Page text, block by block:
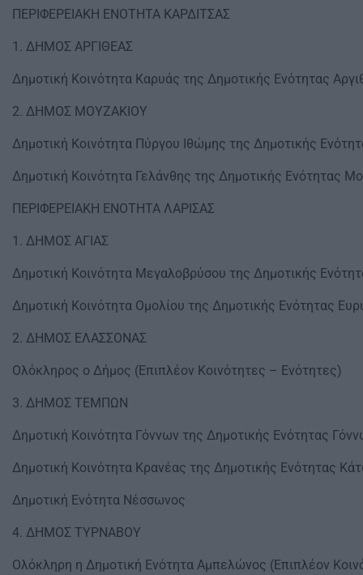
ΠΕΡΙΦΕΡΕΙΑΚΗ ΕΝΟΤΗΤΑ ΚΑΡΔΙΤΣΑΣ
1. ΔΗΜΟΣ ΑΡΓΙΘΕΑΣ
Δημοτική Κοινότητα Καρυάς της Δημοτικής Ενότητας
2. ΔΗΜΟΣ ΜΟΥΖΑΚΙΟΥ
Δημοτική Κοινότητα Πύργου Ιθώμης της Δημοτικής
Δημοτική Κοινότητα Γελάνθης της Δημοτικής Ενότητας
ΠΕΡΙΦΕΡΕΙΑΚΗ ΕΝΟΤΗΤΑ ΛΑΡΙΣΑΣ
1. ΔΗΜΟΣ ΑΓΙΑΣ
Δημοτική Κοινότητα Μεγαλοβρύσου της Δημοτικής
Δημοτική Κοινότητα Ομολίου της Δημοτικής Ενότητας
2. ΔΗΜΟΣ ΕΛΑΣΣΟΝΑΣ
Ολόκληρος ο Δήμος (Επιπλέον Κοινότητες – Ενότητες)
3. ΔΗΜΟΣ ΤΕΜΠΩΝ
Δημοτική Κοινότητα Γόννων της Δημοτικής Ενότητας
Δημοτική Κοινότητα Κρανέας της Δημοτικής Ενότητας
Δημοτική Ενότητα Νέσσωνος
4. ΔΗΜΟΣ ΤΥΡΝΑΒΟΥ
Ολόκληρη η Δημοτική Ενότητα Αμπελώνος (Επιπλέον